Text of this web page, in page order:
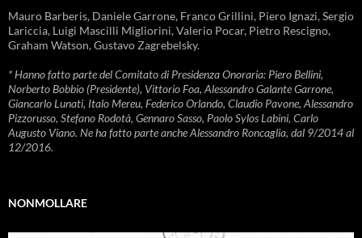
Mauro Barberis, Daniele Garrone, Franco Grillini, Piero Ignazi, Sergio
Lariccia, Luigi Mascilli Migliorini, Valerio Pocar, Pietro Rescigno,
Graham Watson, Gustavo Zagrebelsky.
* Hanno fatto parte del Comitato di Presidenza Onoraria: Piero Bellini,
Norberto Bobbio (Presidente), Vittorio Foa, Alessandro Galante Garrone,
Giancarlo Lunati, Italo Mereu, Federico Orlando, Claudio Pavone, Alessandro
Pizzorusso, Stefano Rodotà, Gennaro Sasso, Paolo Sylos Labini, Carlo
Augusto Viano. Ne ha fatto parte anche Alessandro Roncaglia, dal 9/2014 al
12/2016.
NONMOLLARE